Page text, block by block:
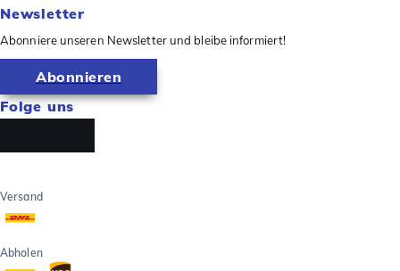
Newsletter
Abonniere unseren Newsletter und bleibe informiert!
Abonnieren
Folge uns
Versand
Abholen